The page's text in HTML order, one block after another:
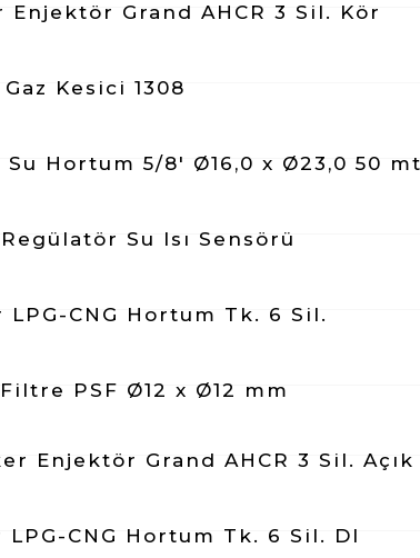
Enjektör Grand AHCR 3 Sil. Kör
Kesici 1308
Hortum 5/8' Ø16,0 x Ø23,0 50
Su Isı Sensörü
CNG Hortum Tk. 6 Sil.
PSF Ø12 x Ø12 mm
Enjektör Grand AHCR 3 Sil. Açık
CNG Hortum Tk. 6 Sil. DI